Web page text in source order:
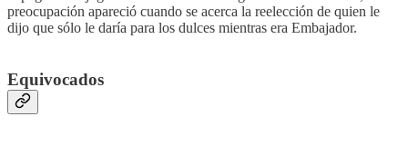
preocupación apareció cuando se acerca la reelección de quien le
dijo que sólo le daría para los dulces mientras era Embajador.
Equivocados